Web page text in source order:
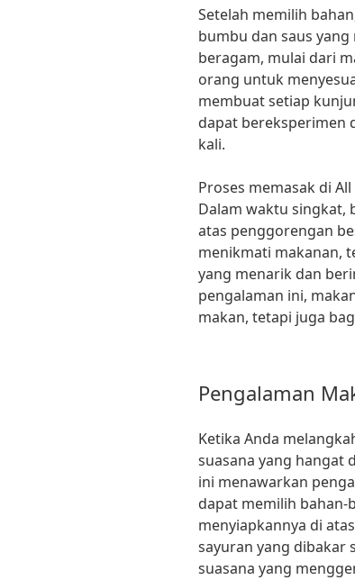
Setelah memilih
bumbu dan saus
beragam, mulai dari
orang untuk
membuat setiap
dapat bereksperimen
kali.
Proses memasak di
Dalam waktu singkat,
atas penggorengan
menikmati makanan,
yang menarik dan
pengalaman ini,
makan, tetapi juga
Pengalaman
Ketika Anda
suasana yang hangat
ini menawarkan
dapat memilih bahan-
menyiapkannya di
sayuran yang dibakar
suasana yang